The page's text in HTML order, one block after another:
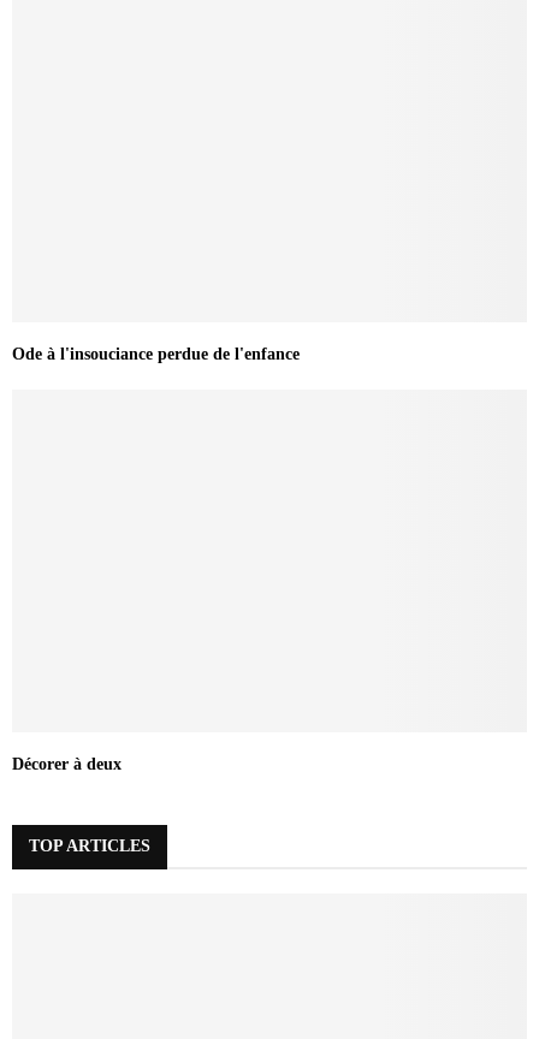
Ode à l'insouciance perdue de l'enfance
Décorer à deux
TOP ARTICLES